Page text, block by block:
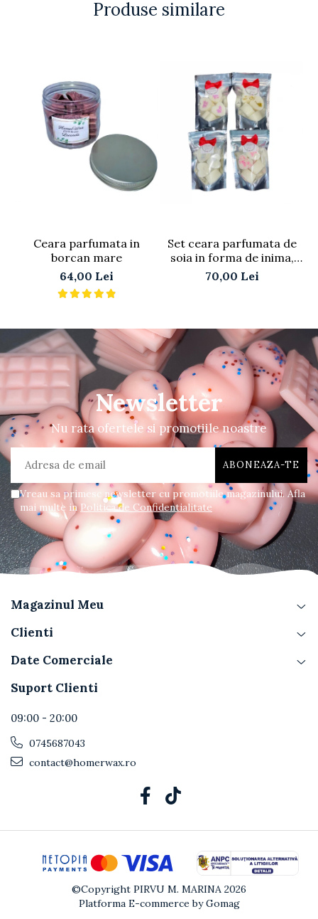
Produse similare
Ceara parfumata in
borcan mare
64,00 Lei
Set ceara parfumata de
soia in forma de inima,
200 g
70,00 Lei
Newsletter
Nu rata ofertele si promotiile noastre
Vreau sa primesc newsletter cu promotiile magazinului. Afla
mai multe inPolitica de Confidentialitate
Magazinul Meu
Clienti
Date Comerciale
Suport Clienti
09:00 - 20:00
0745687043
contact@homerwax.ro
©Copyright PIRVU M. MARINA 2026
Platforma E-commerce by Gomag